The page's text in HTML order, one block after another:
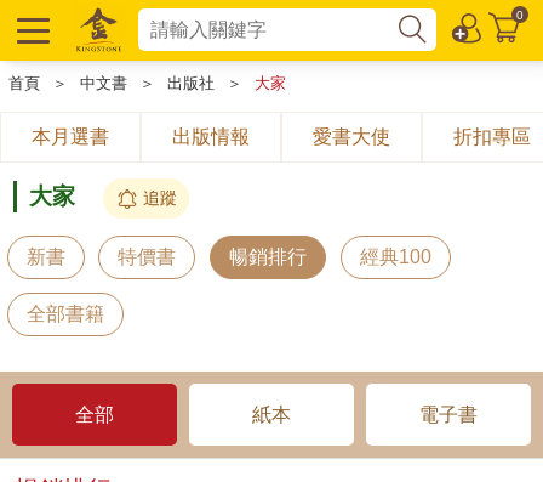
0
首頁 ＞ 中文書 ＞ 出版社 ＞ 大家
本月選書 出版情報 愛書大使 折扣專區
大家 追蹤
新書 特價書 暢銷排行 經典100
全部書籍
全部 紙本 電子書